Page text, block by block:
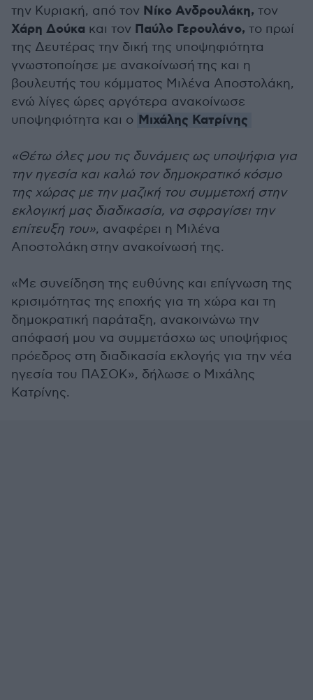
την Κυριακή, από τον Νίκο Ανδρουλάκη, τον
Χάρη Δούκα και τον Παύλο Γερουλάνο, το πρωί
της Δευτέρας την δική της υποψηφιότητα
γνωστοποίησε με ανακοίνωσή της και η
βουλευτής του κόμματος Μιλένα Αποστολάκη,
ενώ λίγες ώρες αργότερα ανακοίνωσε
υποψηφιότητα και ο Μιχάλης Κατρίνης
«Θέτω όλες μου τις δυνάμεις ως υποψήφια για
την ηγεσία και καλώ τον δημοκρατικό κόσμο
της χώρας με την μαζική του συμμετοχή στην
εκλογική μας διαδικασία, να σφραγίσει την
επίτευξη του», αναφέρει η Μιλένα
Αποστολάκη στην ανακοίνωσή της.
«Με συνείδηση της ευθύνης και επίγνωση της
κρισιμότητας της εποχής για τη χώρα και τη
δημοκρατική παράταξη, ανακοινώνω την
απόφασή μου να συμμετάσχω ως υποψήφιος
πρόεδρος στη διαδικασία εκλογής για την νέα
ηγεσία του ΠΑΣΟΚ», δήλωσε ο Μιχάλης
Κατρίνης.